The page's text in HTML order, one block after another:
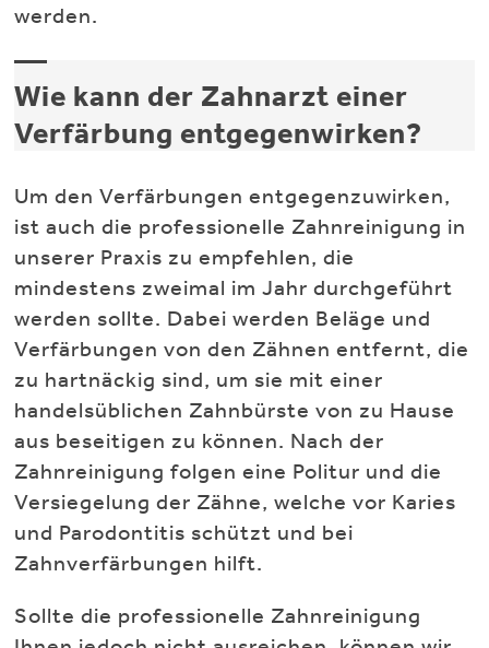
werden.
Wie kann der Zahnarzt einer
Verfärbung entgegenwirken?
Um den Verfärbungen entgegenzuwirken,
ist auch die professionelle Zahnreinigung in
unserer Praxis zu empfehlen, die
mindestens zweimal im Jahr durchgeführt
werden sollte. Dabei werden Beläge und
Verfärbungen von den Zähnen entfernt, die
zu hartnäckig sind, um sie mit einer
handelsüblichen Zahnbürste von zu Hause
aus beseitigen zu können. Nach der
Zahnreinigung folgen eine Politur und die
Versiegelung der Zähne, welche vor Karies
und Parodontitis schützt und bei
Zahnverfärbungen hilft.
Sollte die professionelle Zahnreinigung